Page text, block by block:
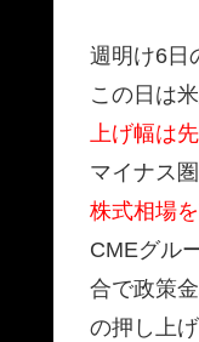
週明け6日
この日は
上げ幅は
マイナス
株式相場
CMEグル
合で政策
の押し上